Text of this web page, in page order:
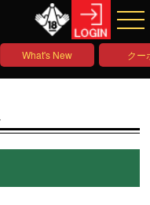
What's New クー